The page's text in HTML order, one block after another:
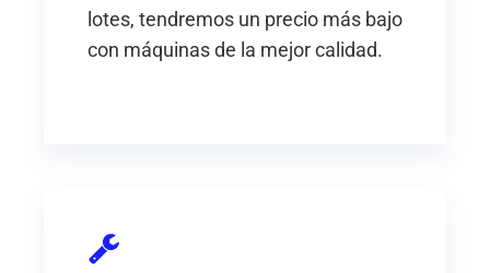
lotes, tendremos un precio más bajo
con máquinas de la mejor calidad.